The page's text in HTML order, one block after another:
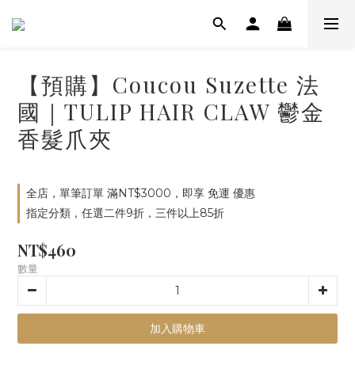
【預購】Coucou Suzette 法
國｜TULIP HAIR CLAW 鬱金
香髮爪夾
全店，單筆訂單 滿NT$3000，即享 免運 優惠
指定分類，任選二件9折，三件以上85折
NT$460
數量
加入購物車